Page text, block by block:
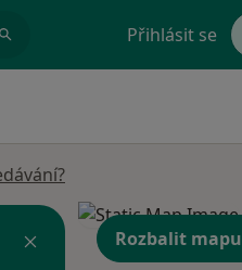
Přihlásit se
Rozbalit mapu